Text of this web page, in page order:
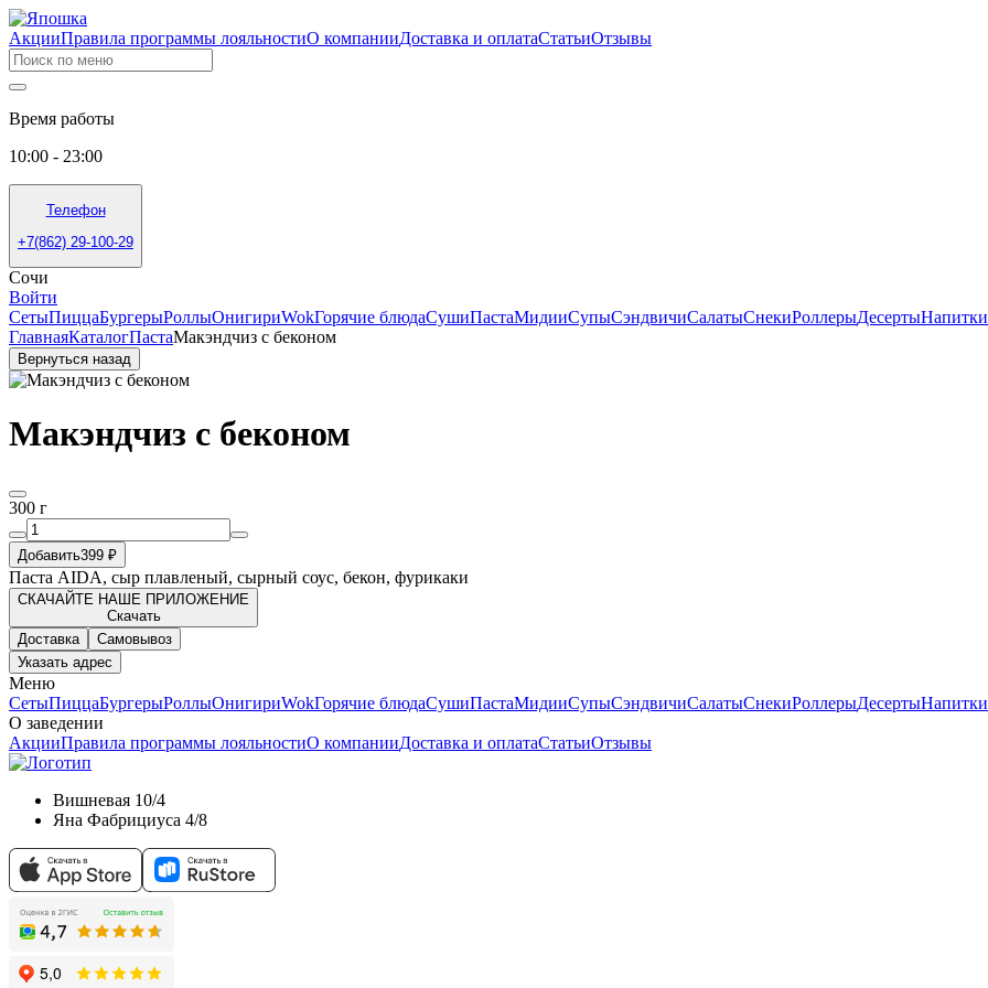
АкцииПравила программы лояльностиО компанииДоставка и оплатаСтатьиОтзывы
Время работы
10:00 - 23:00
Телефон
+7(862) 29-100-29
Сочи
Войти
СетыПиццаБургерыРоллыОнигириWokГорячие блюдаСушиПастаМидииСупыСэндвичиСалатыСнекиРоллерыДесертыНапитки
ГлавнаяКаталогПастаМакэндчиз с беконом
Вернуться назад
Макэндчиз с беконом
300 г
Добавить399 ₽
Паста AIDA, сыр плавленый, сырный соус, бекон, фурикаки
СКАЧАЙТЕ НАШЕ ПРИЛОЖЕНИЕ
Скачать
Доставка
Самовывоз
Указать адрес
Меню
СетыПиццаБургерыРоллыОнигириWokГорячие блюдаСушиПастаМидииСупыСэндвичиСалатыСнекиРоллерыДесертыНапитки
О заведении
АкцииПравила программы лояльностиО компанииДоставка и оплатаСтатьиОтзывы
Вишневая 10/4
Яна Фабрициуса 4/8